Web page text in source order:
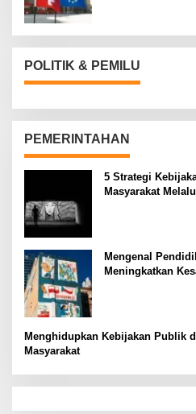
POLITIK & PEMILU
PEMERINTAHAN
5 Strategi
Masyarakat
Mengenal
Meningkatkan
Menghidupkan Kebijakan Publik
Masyarakat